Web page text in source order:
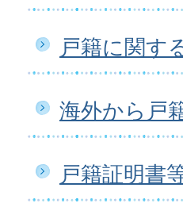
戸籍に関す
海外から戸
戸籍証明書